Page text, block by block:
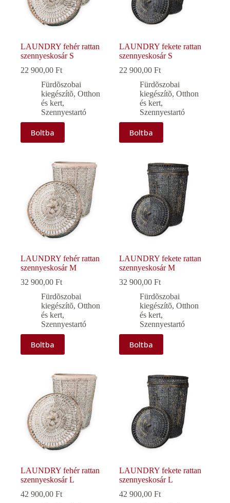
LAUNDRY fehér rattan
szennyeskosár S
22 900,00 Ft
Fürdõszobai
kiegészítõ, Otthon
és kert,
Szennyestartó
Boltba
LAUNDRY fekete rattan
szennyeskosár S
22 900,00Ft
Fürdõszobai
kiegészítõ,Otthon
és kert,
Szennyestartó
Boltba
LAUNDRY fehér rattan
szennyeskosár M
32 900,00 Ft
Fürdõszobai
kiegészítõ, Otthon
és kert,
Szennyestartó
Boltba
LAUNDRY fekete rattan
szennyeskosár M
32 900,00Ft
Fürdõszobai
kiegészítõ,Otthon
és kert,
Szennyestartó
Boltba
LAUNDRY fehér rattan
szennyeskosár L
42 900,00 Ft
LAUNDRY fekete rattan
szennyeskosár L
42 900,00Ft